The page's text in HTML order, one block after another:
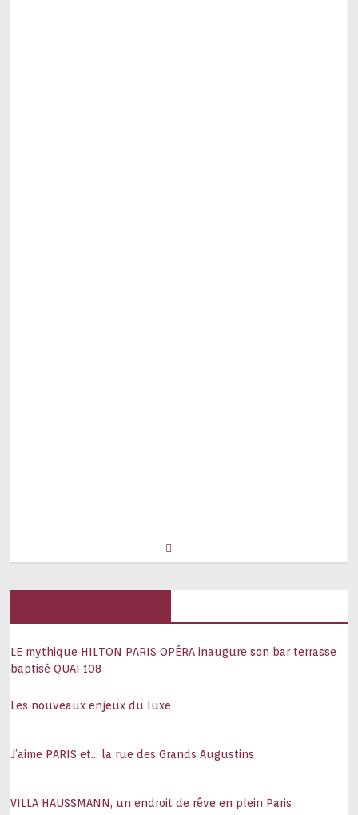
LE mythique HILTON PARIS OPÉRA inaugure son bar terrasse
baptisé QUAI 108
Les nouveaux enjeux du luxe
J’aime PARIS et… la rue des Grands Augustins
VILLA HAUSSMANN, un endroit de rêve en plein Paris